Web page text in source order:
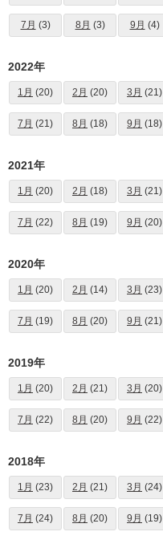
7月 (3) 8月 (3) 9月 (4)
2022年
1月 (20) 2月 (20) 3月 (21)
7月 (21) 8月 (18) 9月 (18)
2021年
1月 (20) 2月 (18) 3月 (21)
7月 (22) 8月 (19) 9月 (20)
2020年
1月 (20) 2月 (14) 3月 (23)
7月 (19) 8月 (20) 9月 (21)
2019年
1月 (20) 2月 (21) 3月 (20)
7月 (22) 8月 (20) 9月 (22)
2018年
1月 (23) 2月 (21) 3月 (24)
7月 (24) 8月 (20) 9月 (19)